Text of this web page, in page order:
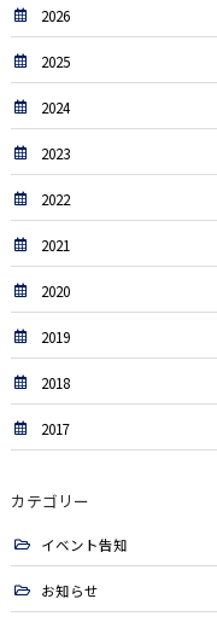
2026
2025
2024
2023
2022
2021
2020
2019
2018
2017
カテゴリー
イベント告知
お知らせ